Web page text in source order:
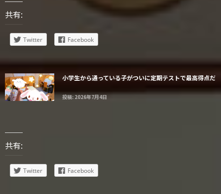
共有:
Twitter Facebook
小学生から通っている子がついに定期テストで最高得点だ
投稿: 2026年7月4日
共有:
Twitter Facebook